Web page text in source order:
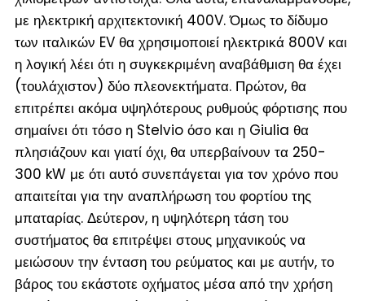
με ηλεκτρική αρχιτεκτονική 400V. Όμως το δίδυμο
των ιταλικών EV θα χρησιμοποιεί ηλεκτρικά 800V και
η λογική λέει ότι η συγκεκριμένη αναβάθμιση θα έχει
(τουλάχιστον) δύο πλεονεκτήματα. Πρώτον, θα
επιτρέπει ακόμα υψηλότερους ρυθμούς φόρτισης που
σημαίνει ότι τόσο η Stelvio όσο και η Giulia θα
πλησιάζουν και γιατί όχι, θα υπερβαίνουν τα 250-
300 kW με ότι αυτό συνεπάγεται για τον χρόνο που
απαιτείται για την αναπλήρωση του φορτίου της
μπαταρίας. Δεύτερον, η υψηλότερη τάση του
συστήματος θα επιτρέψει στους μηχανικούς να
μειώσουν την ένταση του ρεύματος και με αυτήν, το
βάρος του εκάστοτε οχήματος μέσα από την χρήση